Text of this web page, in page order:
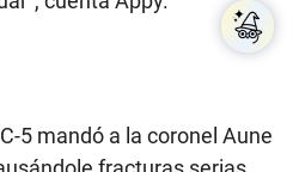
de algunos
de la época.
en el campo de